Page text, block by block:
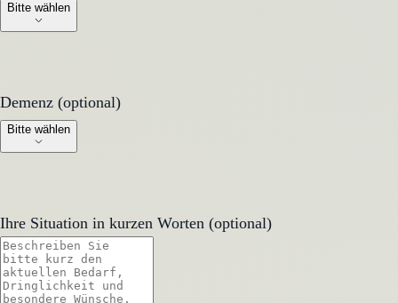
Bitte wählen
Demenz (optional)
Demenz (optional)
Bitte wählen
Ihre Situation in kurzen Worten (optional)